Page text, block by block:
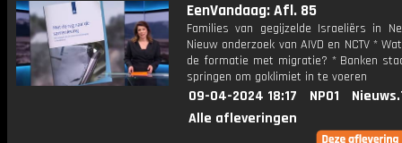
EenVandaag: Afl. 85
Families van gegijzelde Israeliërs in
Nieuw onderzoek van AIVD en NCTV *
de formatie met migratie? * Banken
springen om goklimiet in te voeren
09-04-2024 18:17 NPO1
Alle afleveringen